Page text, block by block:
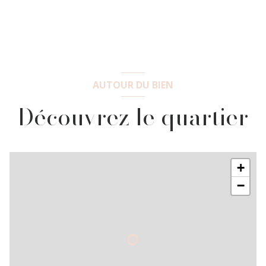
AUTOUR DU BIEN
Découvrez le quartier
+
−